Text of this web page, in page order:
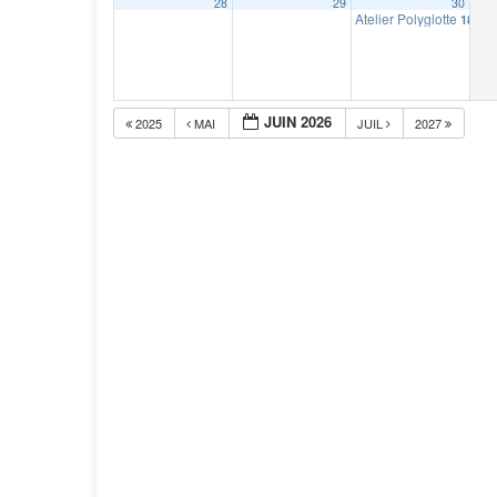
Atelier Polyglotte 18 h
2025 MAI JUIN 2026 JUIL 2027